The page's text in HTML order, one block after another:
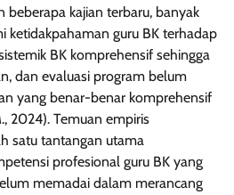
beberapa kajian terbaru, banyak
ketidakpahaman guru BK terhadap
BK komprehensif sehingga
dan evaluasi program belum
yang benar-benar komprehensif
2024). Temuan empiris
satu tantangan utama
profesional guru BK yang
memadai dalam merancang